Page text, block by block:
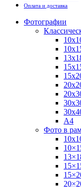
Оплата и доставка
Фотографии
А4
Фото в